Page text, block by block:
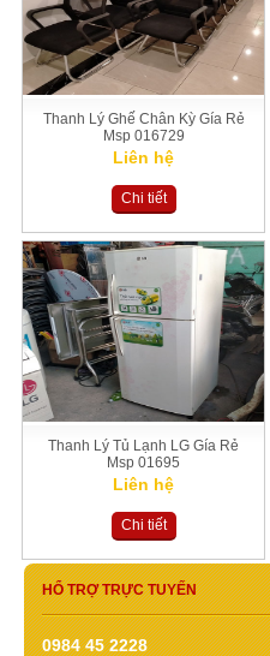
Thanh Lý Ghế Chân Kỳ Gía Rẻ
Msp 016729
Liên hệ
Chi tiết
Thanh Lý Tủ Lạnh LG Gía Rẻ
Msp 01695
Liên hệ
Chi tiết
HỔ TRỢ TRỰC TUYẾN
0984 45 2228